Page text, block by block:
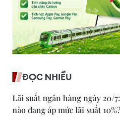
ĐỌC NHIỀU
Lãi suất ngân hàng ngày 20/
nào đang áp mức lãi suất 10%?